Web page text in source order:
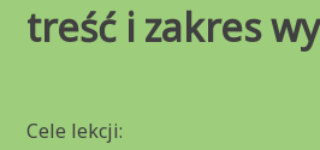
treść i zakres
Cele lekcji: